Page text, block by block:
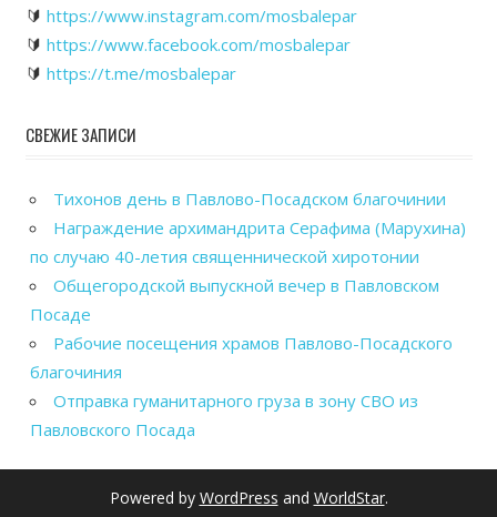
🔰 https://www.instagram.com/mosbalepar
🔰 https://www.facebook.com/mosbalepar
🔰 https://t.me/mosbalepar
СВЕЖИЕ ЗАПИСИ
Тихонов день в Павлово-Посадском благочинии
Награждение архимандрита Серафима (Марухина)
по случаю 40-летия священнической хиротонии
Общегородской выпускной вечер в Павловском
Посаде
Рабочие посещения храмов Павлово-Посадского
благочиния
Отправка гуманитарного груза в зону СВО из
Павловского Посада
Powered by WordPress and WorldStar.